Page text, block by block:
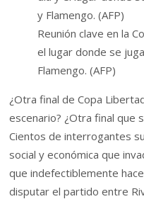
Reunión clave en la
el lugar donde se
Flamengo. (AFP)
¿Otra final de Copa
escenario? ¿Otra final que
Cientos de interrogantes
social y económica que
que indefectiblemente
disputar el partido entre